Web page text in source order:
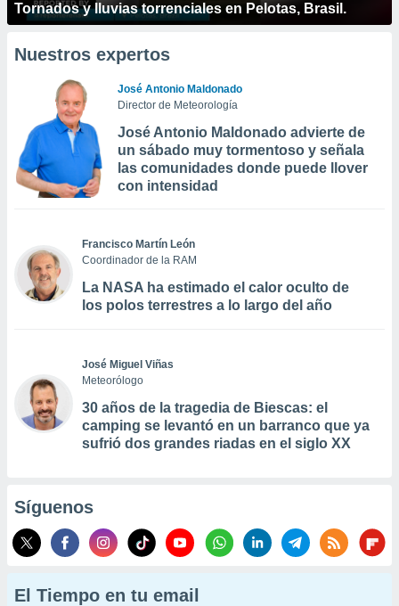
Tornados y lluvias torrenciales en Pelotas, Brasil.
Nuestros expertos
José Antonio Maldonado
Director de Meteorología
José Antonio Maldonado advierte de
un sábado muy tormentoso y señala
las comunidades donde puede llover
con intensidad
Francisco Martín León
Coordinador de la RAM
La NASA ha estimado el calor oculto de
los polos terrestres a lo largo del año
José Miguel Viñas
Meteorólogo
30 años de la tragedia de Biescas: el
camping se levantó en un barranco que ya
sufrió dos grandes riadas en el siglo XX
Síguenos
El Tiempo en tu email